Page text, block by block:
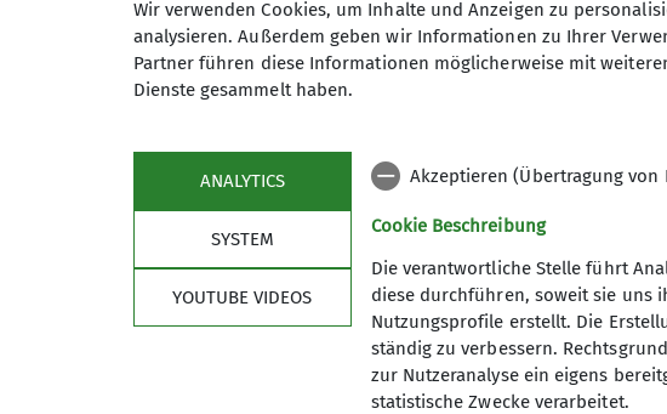
Andere Themen
Aktuelles
Termine & Veranstaltungen
Wir verwenden Cookies, um Inhalte und Anzeigen zu
analysieren. Außerdem geben wir Informationen zu Ihrer
Partner führen diese Informationen möglicherweise mit
Dienste gesammelt haben.
ANALYTICS
SYSTEM
YOUTUBE VIDEOS
Akzeptieren (Übertragung
Cookie Beschreibung
Die verantwortliche Stelle führt
diese durchführen, soweit sie uns
Nutzungsprofile erstellt. Die
ständig zu verbessern.
zur Nutzeranalyse ein eigens
statistische Zwecke verarbeitet.